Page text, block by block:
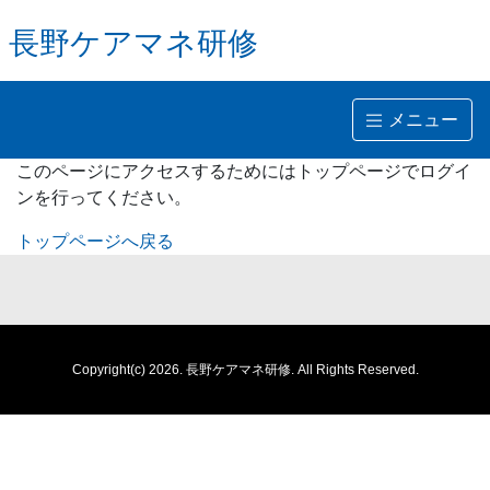
長野ケアマネ研修
メニュー
このページにアクセスするためにはトップページでログイ
ンを行ってください。
トップページへ戻る
Copyright(c) 2026. 長野ケアマネ研修. All Rights Reserved.